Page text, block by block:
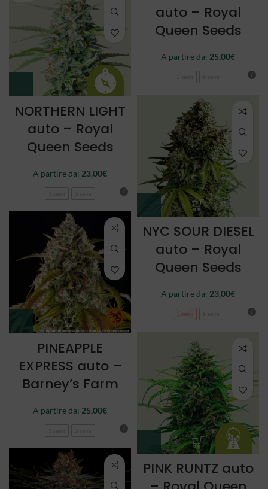
auto – Royal
Queen Seeds
A partire da: 25,00€
NORTHERN LIGHT
auto – Royal
Queen Seeds
A partire da: 23,00€
NYC SOUR DIESEL
auto – Royal
Queen Seeds
A partire da: 23,00€
3 semi
PINEAPPLE
EXPRESS auto –
Barney’s Farm
A partire da: 25,00€
PINK RUNTZ auto